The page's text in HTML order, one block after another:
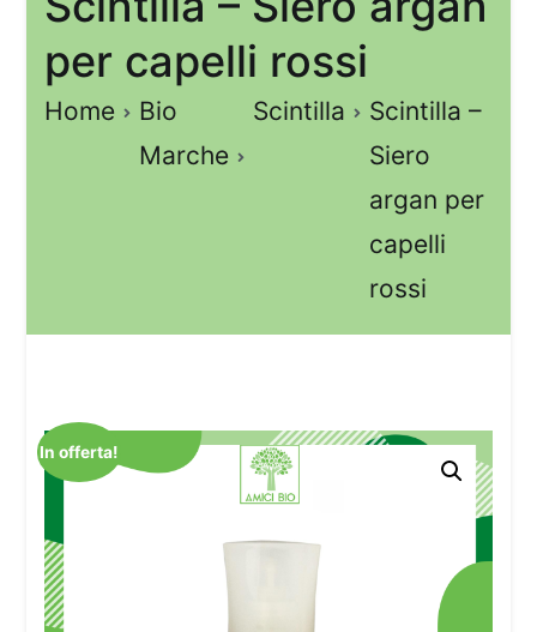
per capelli rossi
Home
Bio
Marche
Scintilla
Scintilla –
Siero
argan per
capelli
rossi
In offerta!